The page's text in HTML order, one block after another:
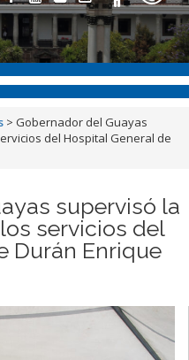
> Gobernador del Guayas
del Hospital General de
supervisó la
servicios del
Durán Enrique